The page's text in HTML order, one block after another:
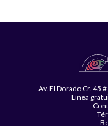
Av. El Dorado Cr. 45
Línea